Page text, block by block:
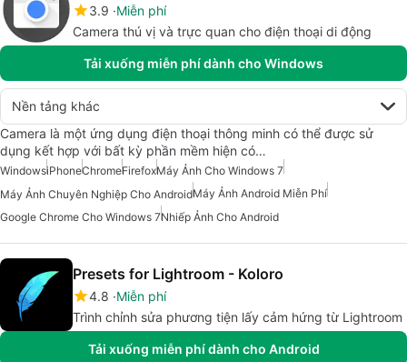
3.9 Miễn phí
Camera thú vị và trực quan cho điện thoại di động
Tải xuống miễn phí dành cho Windows
Nền tảng khác
Camera là một ứng dụng điện thoại thông minh có thể được sử
dụng kết hợp với bất kỳ phần mềm hiện có…
WindowsiPhoneChromeFirefoxMáy Ảnh Cho Windows 7
Máy Ảnh Chuyên Nghiệp Cho AndroidMáy Ảnh Android Miễn Phí
Google Chrome Cho Windows 7Nhiếp Ảnh Cho Android
Presets for Lightroom - Koloro
4.8 Miễn phí
Trình chỉnh sửa phương tiện lấy cảm hứng từ Lightroom
Tải xuống miễn phí dành cho Android